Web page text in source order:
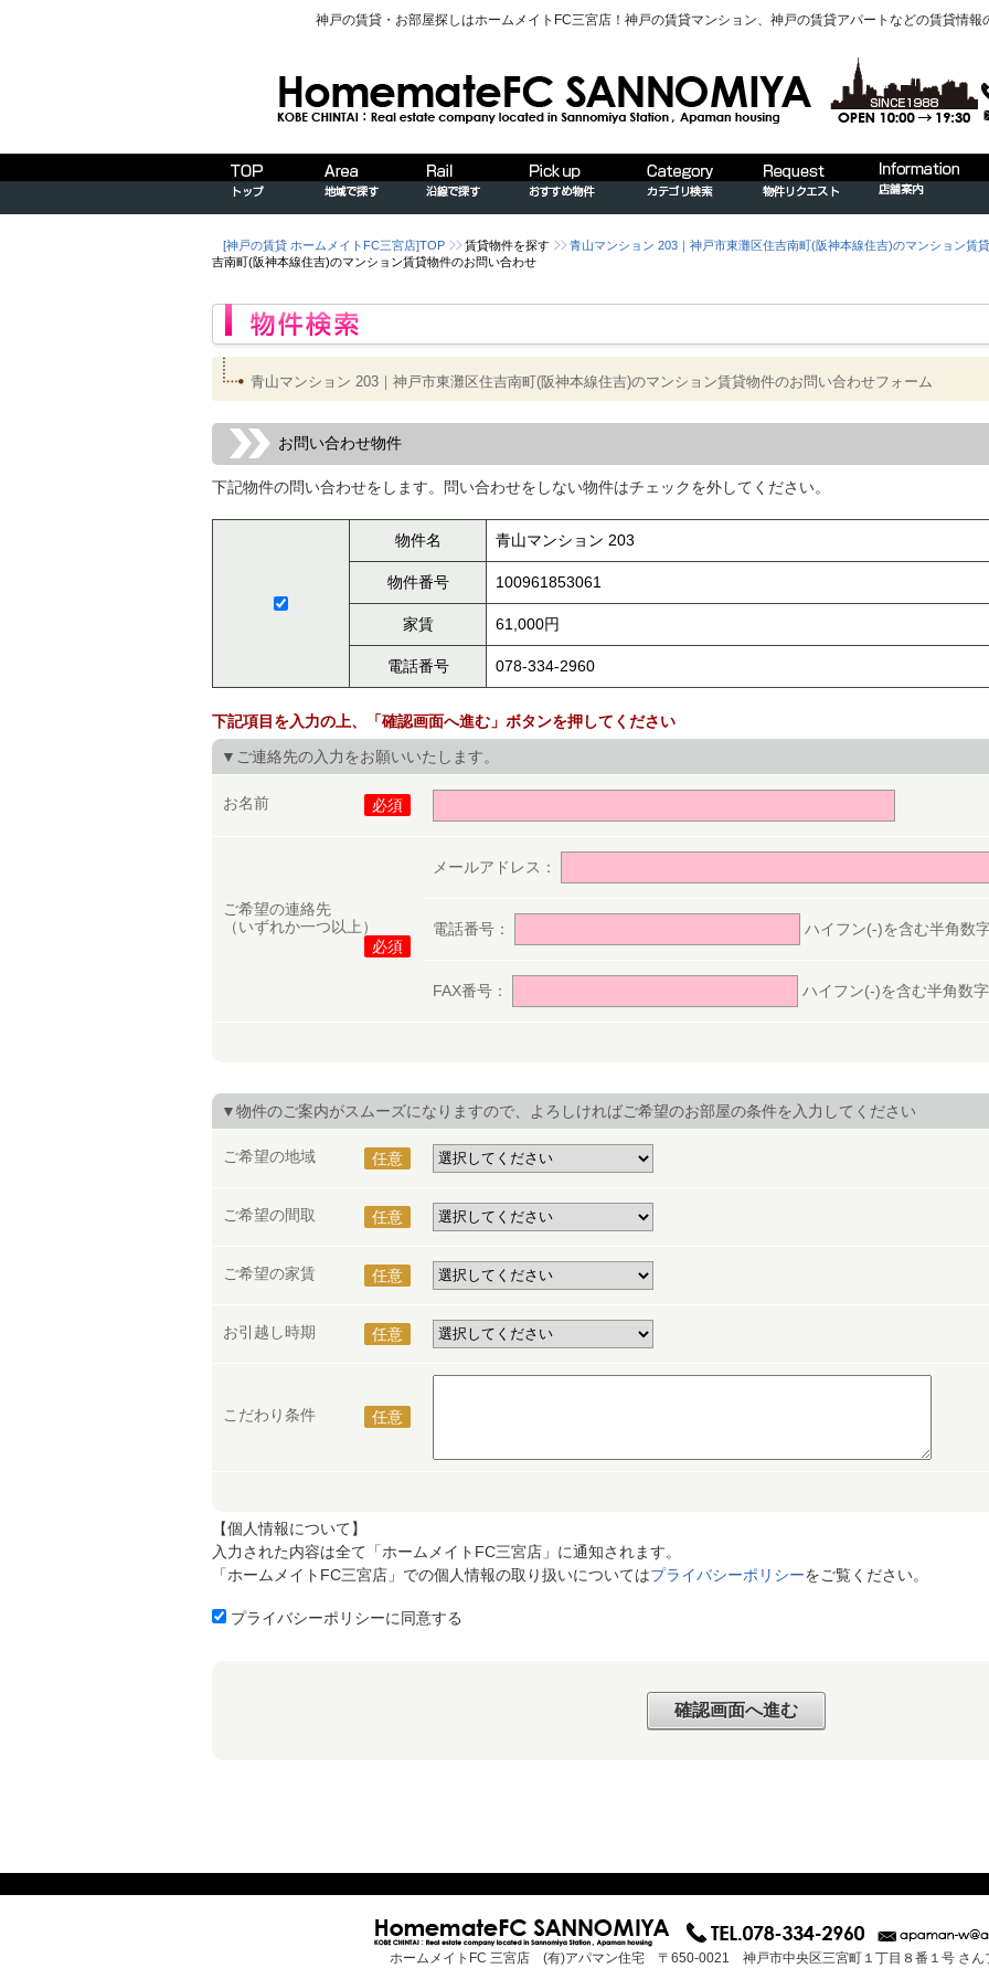
神戸の賃貸・お部屋探しはホームメイトFC三宮店！神戸の賃貸マンション、神戸の賃貸アパートなどの賃貸情報
[神戸の賃貸 ホームメイトFC三宮店]TOP 賃貸物件を探す 青山マンション 203｜神戸市東灘区住吉南町(阪神本線住吉)のマンション賃
吉南町(阪神本線住吉)のマンション賃貸物件のお問い合わせ
青山マンション 203｜神戸市東灘区住吉南町(阪神本線住吉)のマンション賃貸物件のお問い合わせフォーム
お問い合わせ物件
下記物件の問い合わせをします。問い合わせをしない物件はチェックを外してください。
物件名 青山マンション 203
物件番号 100961853061
家賃 61,000円
電話番号 078-334-2960
下記項目を入力の上、「確認画面へ進む」ボタンを押してください
▼ご連絡先の入力をお願いいたします。
お名前 必須
ご希望の連絡先
（いずれか一つ以上）
必須
メールアドレス：
電話番号： ハイフン(-)を含む半角数
FAX番号： ハイフン(-)を含む半角数
▼物件のご案内がスムーズになりますので、よろしければご希望のお部屋の条件を入力してください
ご希望の地域 任意
ご希望の間取 任意
ご希望の家賃 任意
お引越し時期 任意
こだわり条件 任意
【個人情報について】
入力された内容は全て「ホームメイトFC三宮店」に通知されます。
「ホームメイトFC三宮店」での個人情報の取り扱いについてはプライバシーポリシーをご覧ください。
プライバシーポリシーに同意する
ホームメイトFC 三宮店 (有)アパマン住宅 〒650-0021 神戸市中央区三宮町１丁目８番１号 さん